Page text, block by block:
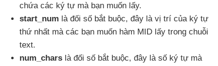
chứa các ký tự mà bạn muốn lấy.
start_num là đối số bắt buộc, đây là vị trí của ký tự
thứ nhất mà các bạn muốn hàm MID lấy trong chuỗi
text.
num_chars là đối số bắt buộc, đây là số ký tự mà